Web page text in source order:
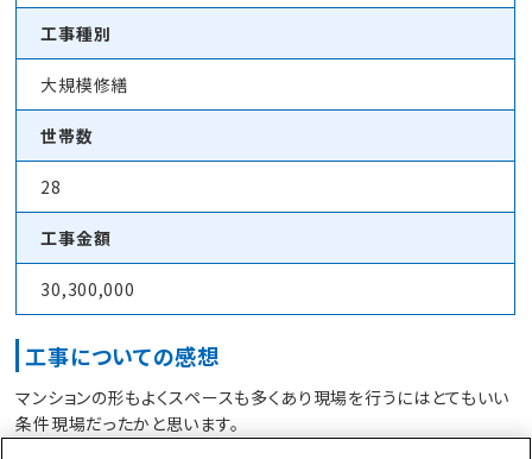
工事種別
大規模修繕
世帯数
28
工事金額
30,300,000
工事についての感想
マンションの形もよくスペースも多くあり現場を行うにはとてもいい
条件現場だったかと思います。